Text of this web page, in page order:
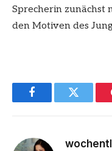
Sprecherin zunächst
den Motiven des
FacebookTwitter